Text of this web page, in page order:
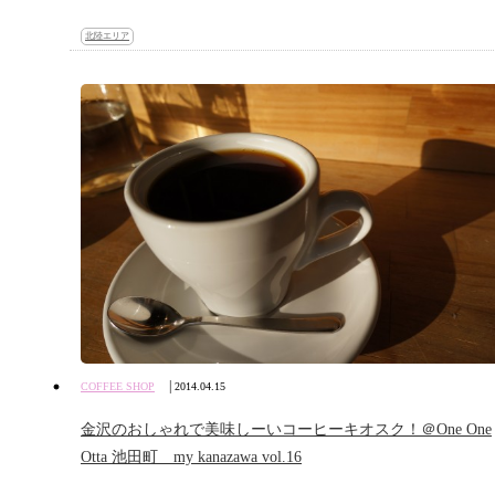
北陸エリア
COFFEE SHOP | 2014.04.15
金沢のおしゃれで美味しーいコーヒーキオスク！＠One One
Otta 池田町 my kanazawa vol.16